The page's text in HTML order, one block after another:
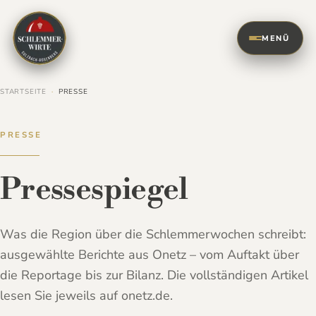
MENÜ
SCHLEMMERWIRTE
Sulzbach-Rosenberg
Schlemmerwochen
Über uns
Freunde
Presse
STARTSEITE · PRESSE
PRESSE
Pressespiegel
Was die Region über die Schlemmerwochen schreibt:
ausgewählte Berichte aus Onetz – vom Auftakt über
die Reportage bis zur Bilanz. Die vollständigen Artikel
lesen Sie jeweils auf onetz.de.